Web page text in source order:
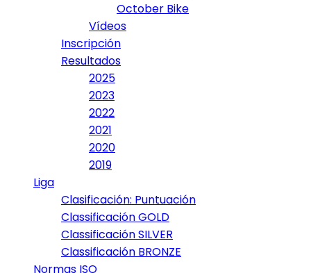
October Bike
Vídeos
Inscripción
Resultados
2025
2023
2022
2021
2020
2019
Liga
Clasificación: Puntuación
Classificación GOLD
Classificación SILVER
Classificación BRONZE
Normas ISO